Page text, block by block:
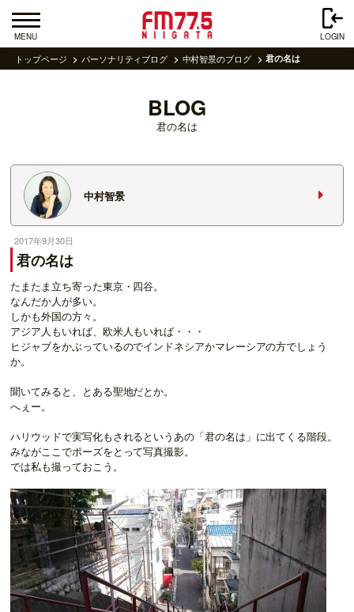
MENU LOGIN
トップページ パーソナリティブログ 中村智景のブログ 君の名は
BLOG
君の名は
中村智景
2017年9月30日
君の名は
たまたま立ち寄った東京・四谷。
なんだか人が多い。
しかも外国の方々。
アジア人もいれば、欧米人もいれば・・・
ヒジャブをかぶっているのでインドネシアかマレーシアの方でしょう
か。
聞いてみると、とある聖地だとか。
へぇー。
ハリウッドで実写化もされるというあの「君の名は」に出てくる階段。
みながここでポーズをとって写真撮影。
では私も撮っておこう。